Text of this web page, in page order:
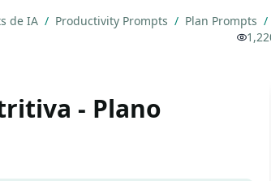
de IA / Productivity Prompts / Plan Prompts /
- Plano